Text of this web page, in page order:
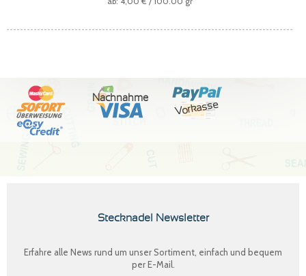
Nachnahme
Vorkasse
Stecknadel Newsletter
Erfahre alle News rund um unser Sortiment, einfach und bequem
per E-Mail.